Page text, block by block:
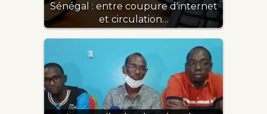
Sénégal : entre coupure d'internet
et circulation…